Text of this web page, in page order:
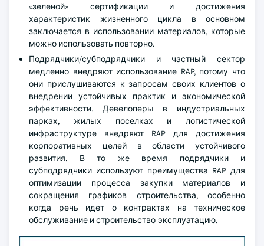
«зеленой» сертификации и достижения
характеристик жизненного цикла в основном
заключается в использовании материалов, которые
можно использовать повторно.
Подрядчики/субподрядчики и частный сектор
медленно внедряют использование RAP, потому что
они прислушиваются к запросам своих клиентов о
внедрении устойчивых практик и экономической
эффективности. Девелоперы в индустриальных
парках, жилых поселках и логистической
инфраструктуре внедряют RAP для достижения
корпоративных целей в области устойчивого
развития. В то же время подрядчики и
субподрядчики используют преимущества RAP для
оптимизации процесса закупки материалов и
сокращения графиков строительства, особенно
когда речь идет о контрактах на техническое
обслуживание и строительство-эксплуатацию.